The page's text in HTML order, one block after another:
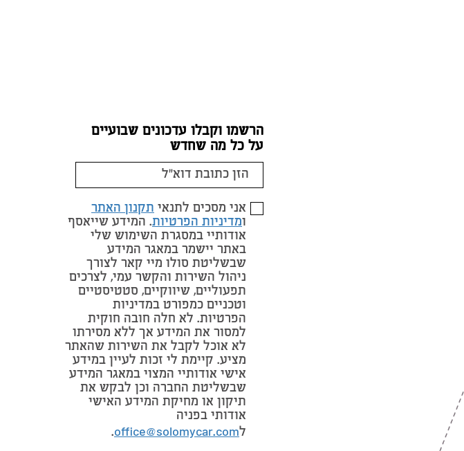
הרשמו וקבלו עדכונים שבועיים
על כל מה שחדש
אני מסכים לתנאי תקנון האתר
ומדיניות הפרטיות. המידע שייאסף
אודותיי במסגרת השימוש שלי
באתר יישמר במאגר המידע
שבשליטת סולו מיי קאר לצורך
ניהול השירות והקשר עמי, לצרכים
תפעוליים, שיווקיים, סטטיסטיים
וטכניים כמפורט במדיניות
הפרטיות. לא חלה חובה חוקית
למסור את המידע אך ללא מסירתו
לא אוכל לקבל את השירות שהאתר
מציע. קיימת לי זכות לעיין במידע
אישי אודותיי המצוי במאגר המידע
שבשליטת החברה וכן לבקש את
תיקון או מחיקת המידע האישי
אודותי בפניה
לoffice@solomycar.com
.